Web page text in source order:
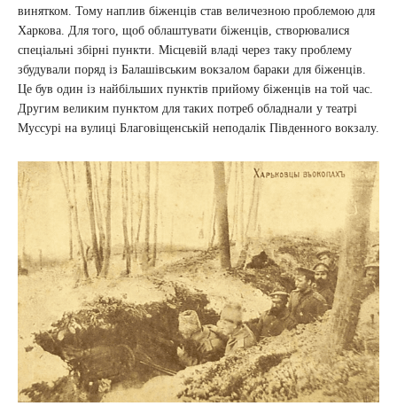
винятком. Тому наплив біженців став величезною проблемою для
Харкова. Для того, щоб облаштувати біженців, створювалися
спеціальні збірні пункти. Місцевій владі через таку проблему
збудували поряд із Балашівським вокзалом бараки для біженців.
Це був один із найбільших пунктів прийому біженців на той час.
Другим великим пунктом для таких потреб обладнали у театрі
Муссурі на вулиці Благовіщенській неподалік Південного вокзалу.